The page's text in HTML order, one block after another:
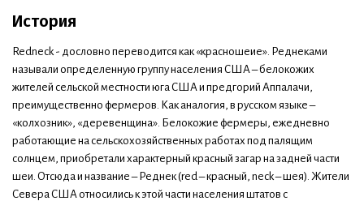
История
Redneck - дословно переводится как «красношеие». Реднеками
называли определенную группу населения США – белокожих
жителей сельской местности юга США и предгорий Аппалачи,
преимущественно фермеров. Как аналогия, в русском языке –
«колхозник», «деревенщина». Белокожие фермеры, ежедневно
работающие на сельскохозяйственных работах под палящим
солнцем, приобретали характерный красный загар на задней части
шеи. Отсюда и название – Реднек (red – красный, neck – шея). Жители
Севера США относились к этой части населения штатов с